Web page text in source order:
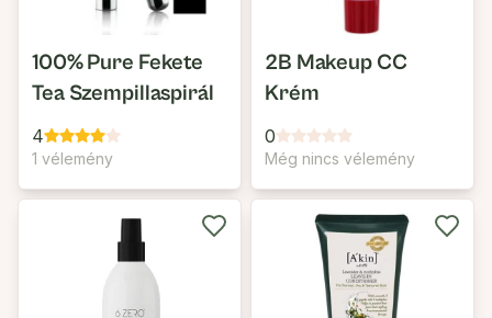
100% Pure Fekete
Tea Szempillaspirál
4
1 vélemény
2B Makeup CC
Krém
0
Még nincs vélemény